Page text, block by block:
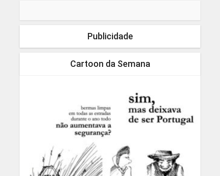
Publicidade
Cartoon da Semana